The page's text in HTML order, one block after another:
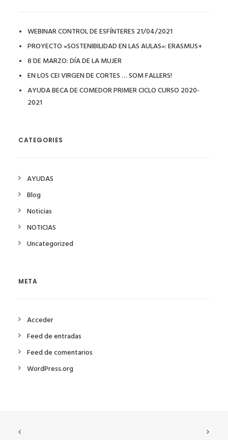
WEBINAR CONTROL DE ESFÍNTERES 21/04/2021
PROYECTO «SOSTENIBILIDAD EN LAS AULAS»: ERASMUS+
8 DE MARZO: DÍA DE LA MUJER
EN LOS CEI VIRGEN DE CORTES … SOM FALLERS!
AYUDA BECA DE COMEDOR PRIMER CICLO CURSO 2020-
2021
CATEGORIES
AYUDAS
Blog
Noticias
NOTICIAS
Uncategorized
META
Acceder
Feed de entradas
Feed de comentarios
WordPress.org